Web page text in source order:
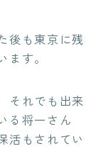
後も東京に残
す。
それでも出来
る将一さん
活もされてい